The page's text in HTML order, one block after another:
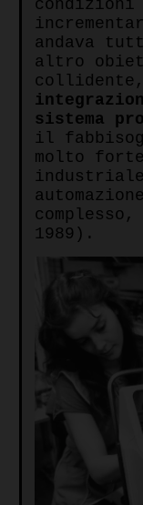
andava
altro
sistema
il
molto
1989).